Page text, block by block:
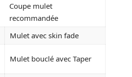
Coupe mulet
recommandée
Mulet avec skin fade
Mulet bouclé avec Taper